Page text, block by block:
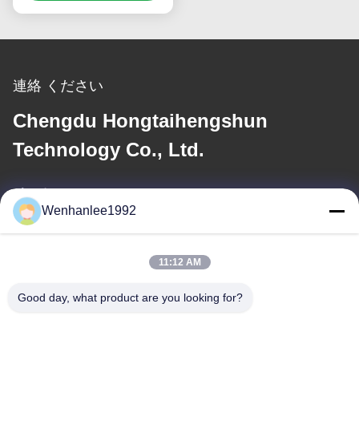
連絡 ください
Chengdu Hongtaihengshun
Technology Co., Ltd.
メール
Wenhanlee1992
11:12 AM
Good day, what product are you looking for?